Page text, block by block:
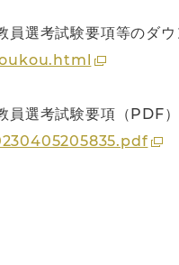
選考試験要項等のダウ
選考試験要項（PDF）